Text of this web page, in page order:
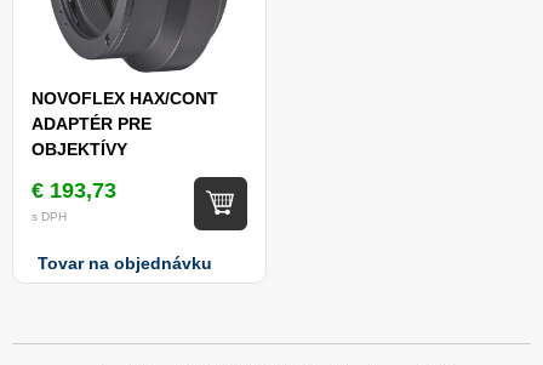
NOVOFLEX HAX/CONT
ADAPTÉR PRE
OBJEKTÍVY
CONTAX/YASHICA NA
FOTOAPARÁTY
HASSELBLAD X
€ 193,73
s DPH
Tovar na objednávku